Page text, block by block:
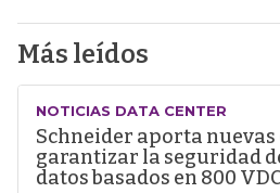
Más leídos
NOTICIAS DATA CENTER
Schneider aporta nuevas
garantizar la seguridad
datos basados en 800